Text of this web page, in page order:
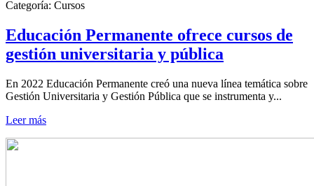
Categoría: Cursos
Educación Permanente ofrece cursos de
gestión universitaria y pública
En 2022 Educación Permanente creó una nueva línea temática sobre
Gestión Universitaria y Gestión Pública que se instrumenta y...
Leer más